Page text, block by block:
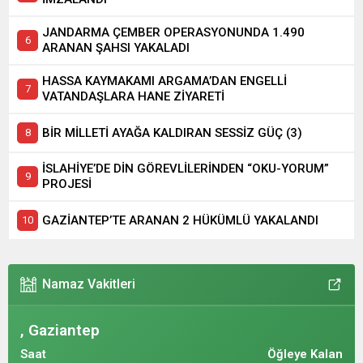
JANDARMA ÇEMBER OPERASYONUNDA 1.490
ARANAN ŞAHSI YAKALADI
HASSA KAYMAKAMI ARGAMA’DAN ENGELLİ
VATANDAŞLARA HANE ZİYARETİ
BİR MİLLETİ AYAĞA KALDIRAN SESSİZ GÜÇ (3)
İSLAHİYE’DE DİN GÖREVLİLERİNDEN “OKU-YORUM”
PROJESİ
GAZİANTEP’TE ARANAN 2 HÜKÜMLÜ YAKALANDI
Namaz Vakitleri
, Gaziantep
Saat
Öğleye Kalan